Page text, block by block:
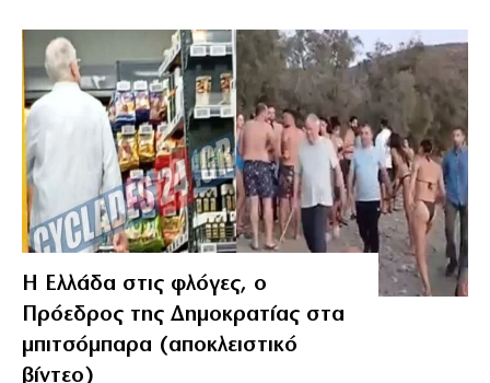
Η Ελλάδα στις φλόγες, ο
Πρόεδρος της Δημοκρατίας στα
μπιτσόμπαρα (αποκλειστικό
βίντεο)